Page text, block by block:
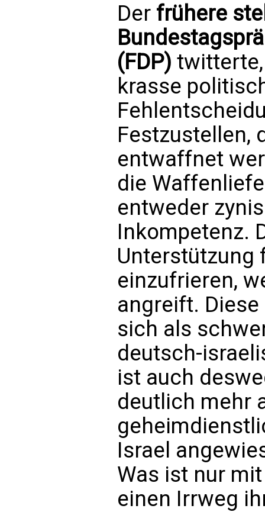
Der frühere
(FDP)
krasse
Festzustellen,
entwaffnet
die
entweder
Inkompetenz.
Unterstützung
einzufrieren,
angreift.
sich als
deutsch-
ist auch
deutlich mehr
Israel
Was ist nur
einen Irrweg